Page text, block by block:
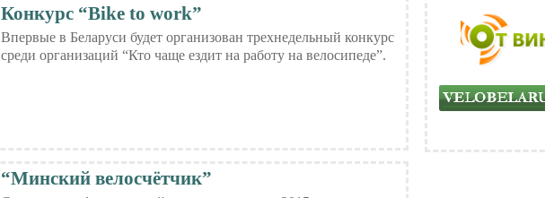
Конкурс “Bike to work”
Впервые в Беларуси будет организован трехнедельный конкурс
среди организаций “Кто чаще ездит на работу на велосипеде”.
“Минский велосчётчик”